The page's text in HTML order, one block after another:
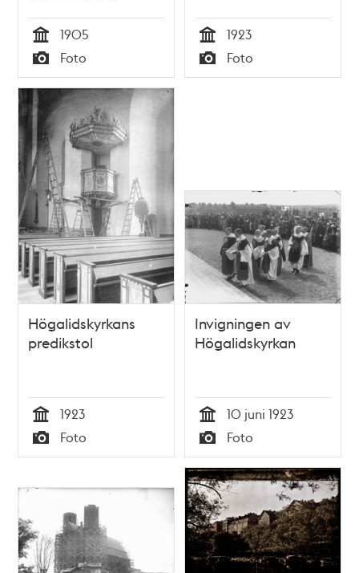
Högalid" vid
Wollmar
Yxkullsgatan.
Tid
1905
Typ
Foto Tid
1923
Typ
Foto
Högalidskyrkans
predikstol
Tid
1923
Typ
Foto
Invigningen av
Högalidskyrkan
Tid
10 juni 1923
Typ
Foto